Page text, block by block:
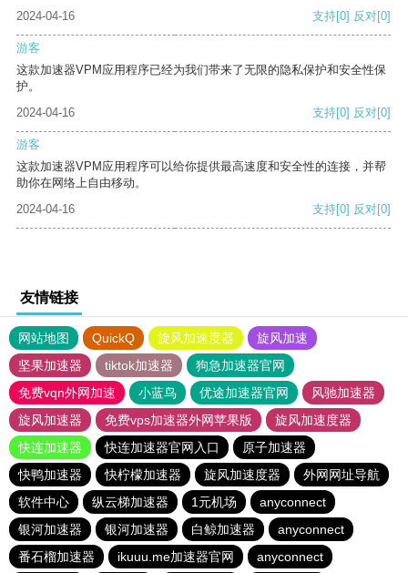
2024-04-16 支持[0] 反对[0]
游客
这款加速器VPM应用程序已经为我们带来了无限的隐私保护和安全性保
护。
2024-04-16
支持[0] 反对[0]
游客
这款加速器VPM应用程序可以给你提供最高速度和安全性的连接，并帮
助你在网络上自由移动。
2024-04-16
支持[0] 反对[0]
友情链接
网站地图 QuickQ 旋风加速度器
旋风加速
坚果加速器
tiktok加速器
狗急加速器官网
免费vqn外网加速
小蓝鸟 优途加速器官网
风驰加速器
旋风加速器
免费vps加速器外网苹果版
旋风加速度器
快连加速器
快连加速器官网入口
原子加速器
快鸭加速器
快柠檬加速器 旋风加速度器
外网网址导航
软件中心
纵云梯加速器 1元机场
anyconnect
银河加速器
银河加速器 白鲸加速器
anyconnect
番石榴加速器
ikuuu.me加速器官网 anyconnect